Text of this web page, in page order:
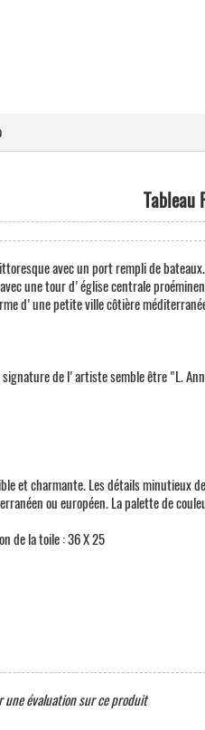
Tableau
avec un port rempli de
une tour d'église centrale
d'une petite ville côtière
de l'artiste semble être "L.
et charmante. Les détails
ou européen. La palette de
de la toile : 36 X 25
une évaluation sur ce produit